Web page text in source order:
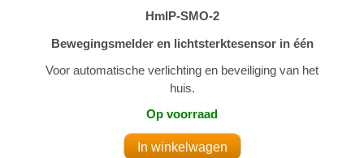
HmIP-SMO-2
Bewegingsmelder en lichtsterktesensor in één
Voor automatische verlichting en beveiliging van het
huis.
Op voorraad